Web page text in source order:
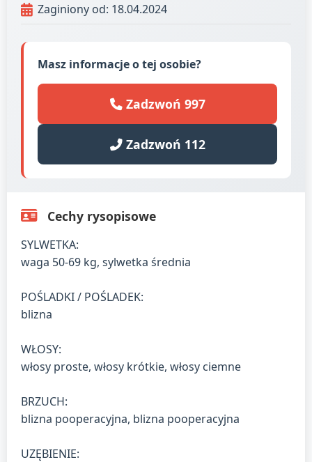
Zaginiony od: 18.04.2024
Masz informacje o tej osobie?
Zadzwoń 997
Zadzwoń 112
Cechy rysopisowe
SYLWETKA:
waga 50-69 kg, sylwetka średnia
POŚLADKI / POŚLADEK:
blizna
WŁOSY:
włosy proste, włosy krótkie, włosy ciemne
BRZUCH:
blizna pooperacyjna, blizna pooperacyjna
UZĘBIENIE: